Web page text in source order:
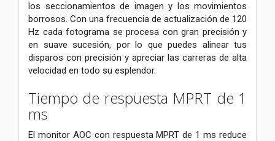
los seccionamientos de imagen y los movimientos
borrosos. Con una frecuencia de actualización de 120
Hz cada fotograma se procesa con gran precisión y
en suave sucesión, por lo que puedes alinear tus
disparos con precisión y apreciar las carreras de alta
velocidad en todo su esplendor.
Tiempo de respuesta MPRT de 1
ms
El monitor AOC con respuesta MPRT de 1 ms reduce